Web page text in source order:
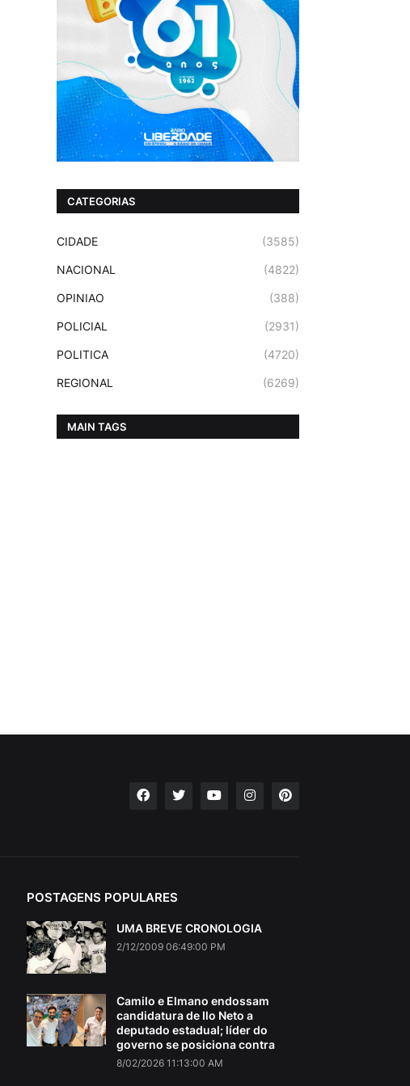
CATEGORIAS
CIDADE (3585)
NACIONAL (4822)
OPINIAO (388)
POLICIAL (2931)
POLITICA (4720)
REGIONAL (6269)
MAIN TAGS
POSTAGENS POPULARES
UMA BREVE CRONOLOGIA
2/12/2009 06:49:00 PM
Camilo e Elmano endossam
candidatura de Ilo Neto a
deputado estadual; líder do
governo se posiciona contra
8/02/2026 11:13:00 AM